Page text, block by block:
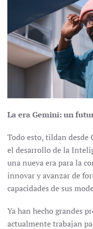
La era Gemini: un
Todo esto, tildan desde
el desarrollo de la
una nueva era para la
innovar y avanzar de
capacidades de sus
Ya han hecho grandes
actualmente trabajan